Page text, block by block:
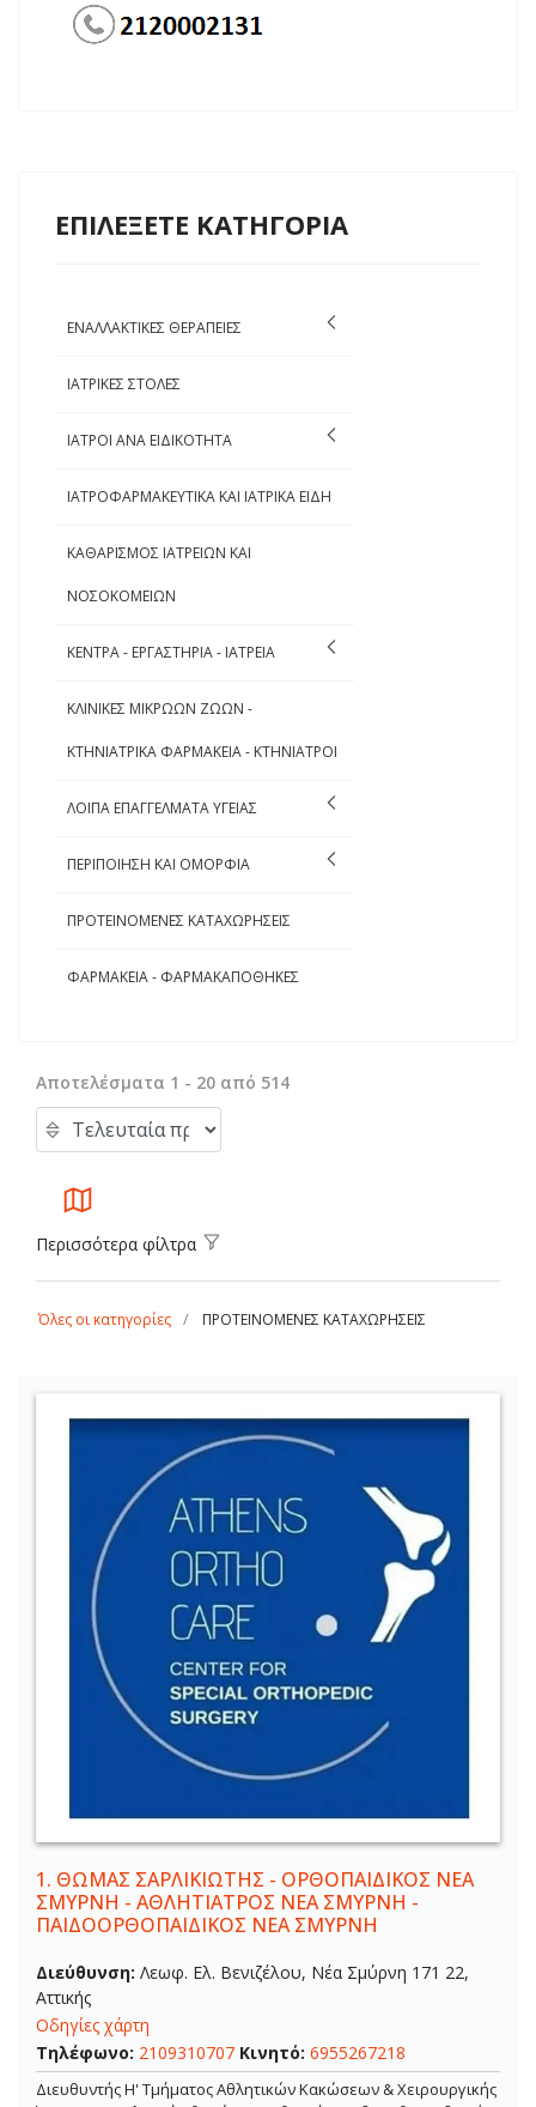
ΕΠΙΛΕΞΕΤΕ ΚΑΤΗΓΟΡΙΑ
ΕΝΑΛΛΑΚΤΙΚΕΣ ΘΕΡΑΠΕΙΕΣ
ΙΑΤΡΙΚΕΣ ΣΤΟΛΕΣ
ΙΑΤΡΟΙ ΑΝΑ ΕΙΔΙΚΟΤΗΤΑ
ΙΑΤΡΟΦΑΡΜΑΚΕΥΤΙΚΑ ΚΑΙ ΙΑΤΡΙΚΑ ΕΙΔΗ
ΚΑΘΑΡΙΣΜΟΣ ΙΑΤΡΕΙΩΝ ΚΑΙ
ΝΟΣΟΚΟΜΕΙΩΝ
ΚΕΝΤΡΑ - ΕΡΓΑΣΤΗΡΙΑ - ΙΑΤΡΕΙΑ
ΚΛΙΝΙΚΕΣ ΜΙΚΡΩΩΝ ΖΩΩΝ -
ΚΤΗΝΙΑΤΡΙΚΑ ΦΑΡΜΑΚΕΙΑ - ΚΤΗΝΙΑΤΡΟΙ
ΛΟΙΠΑ ΕΠΑΓΓΕΛΜΑΤΑ ΥΓΕΙΑΣ
ΠΕΡΙΠΟΙΗΣΗ ΚΑΙ ΟΜΟΡΦΙΑ
ΠΡΟΤΕΙΝΟΜΕΝΕΣ ΚΑΤΑΧΩΡΗΣΕΙΣ
ΦΑΡΜΑΚΕΙΑ - ΦΑΡΜΑΚΑΠΟΘΗΚΕΣ
Αποτελέσματα 1 - 20 από 514
Περισσότερα φίλτρα
Όλες οι κατηγορίες ΠΡΟΤΕΙΝΟΜΕΝΕΣ ΚΑΤΑΧΩΡΗΣΕΙΣ
1. ΘΩΜΑΣ ΣΑΡΛΙΚΙΩΤΗΣ - ΟΡΘΟΠΑΙΔΙΚΟΣ ΝΕΑ
ΣΜΥΡΝΗ - ΑΘΛΗΤΙΑΤΡΟΣ ΝΕΑ ΣΜΥΡΝΗ -
ΠΑΙΔΟΟΡΘΟΠΑΙΔΙΚΟΣ ΝΕΑ ΣΜΥΡΝΗ
Διεύθυνση: Λεωφ. Ελ. Βενιζέλου, Νέα Σμύρνη 171 22,
Αττικής
Οδηγίες χάρτη
Τηλέφωνο: 2109310707 Κινητό: 6955267218
Διευθυντής Η' Τμήματος Αθλητικών Κακώσεων & Χειρουργικής